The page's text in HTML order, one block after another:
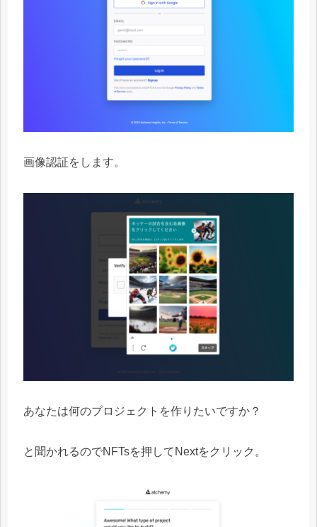
画像認証をします。
あなたは何のプロジェクトを作りたいですか？
と聞かれるのでNFTsを押してNextをクリック。